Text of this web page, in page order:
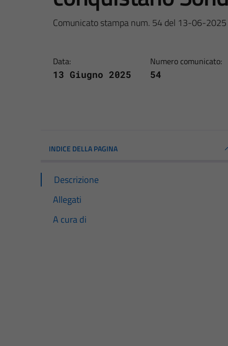
Comunicato stampa num. 54 del 13-06-2025
Data:
13 Giugno 2025
Numero comunicato:
54
INDICE DELLA PAGINA
Descrizione
Allegati
A cura di